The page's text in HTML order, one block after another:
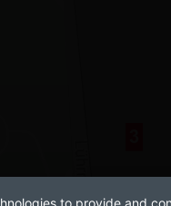
to provide and